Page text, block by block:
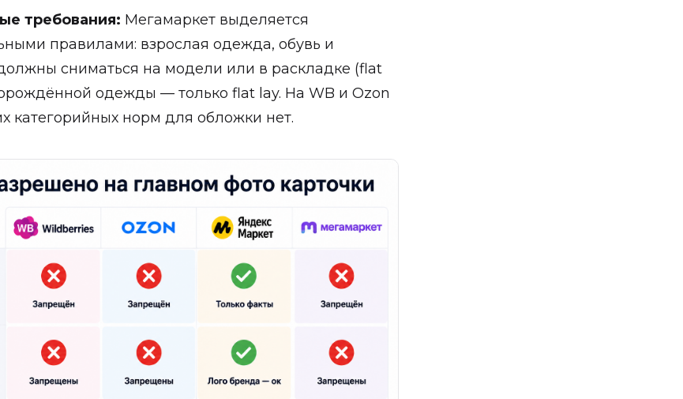
требования: Мегамаркет выделяется
правилами: взрослая одежда, обувь и
сниматься на модели или в раскладке (flat
одежды — только flat lay. На WB и Ozon
категорийных норм для обложки нет.